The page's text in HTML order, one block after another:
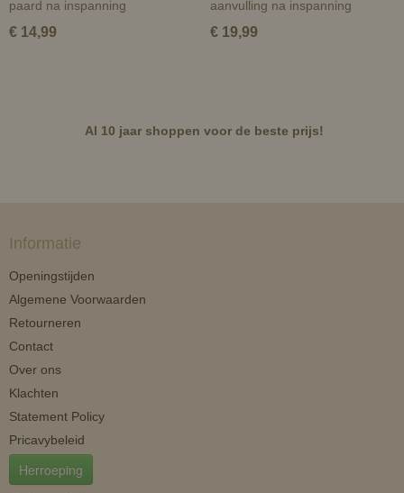
paard na inspanning
€ 14,99
aanvulling na inspanning
€ 19,99
Al 10 jaar shoppen voor de beste prijs!
Informatie
Openingstijden
Algemene Voorwaarden
Retourneren
Contact
Over ons
Klachten
Statement Policy
Pricavybeleid
Herroeping